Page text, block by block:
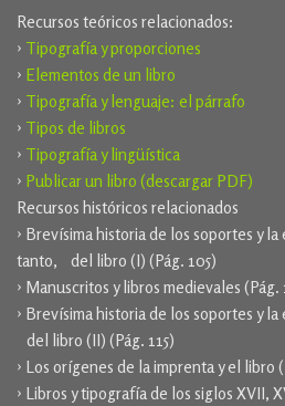
Recursos teóricos relacionados:
› Tipografía y proporciones
› Elementos de un libro
› Tipografía y lenguaje: el párrafo
› Tipos de libros
› Tipografía y lingüística
› Publicar un libro (descargar PDF)
Recursos históricos relacionados
› Brevísima historia de los soportes y
tanto, del libro (I) (Pág. 105)
› Manuscritos y libros medievales (Pág.
› Brevísima historia de los soportes y
del libro (II) (Pág. 115)
› Los orígenes de la imprenta y el libro
› Libros y tipografía de los siglos XVII,